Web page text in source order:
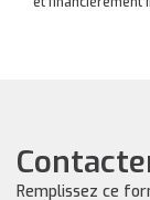
Remplissez ce